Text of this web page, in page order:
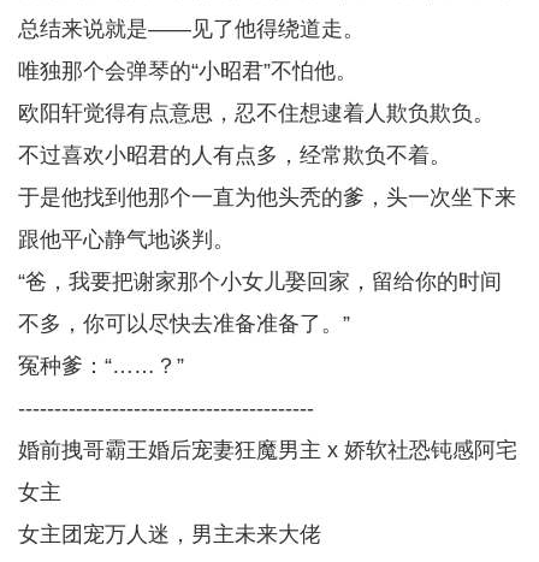
总结来说就是——见了他得绕道走。
唯独那个会弹琴的“小昭君”不怕他。
欧阳轩觉得有点意思，忍不住想逮着人欺负欺负。
不过喜欢小昭君的人有点多，经常欺负不着。
于是他找到他那个一直为他头秃的爹，头一次坐下来
跟他平心静气地谈判。
“爸，我要把谢家那个小女儿娶回家，留给你的时间
不多，你可以尽快去准备准备了。”
冤种爹：“……？”
-----------------------------------------
婚前拽哥霸王婚后宠妻狂魔男主 x 娇软社恐钝感阿宅
女主
女主团宠万人迷，男主未来大佬